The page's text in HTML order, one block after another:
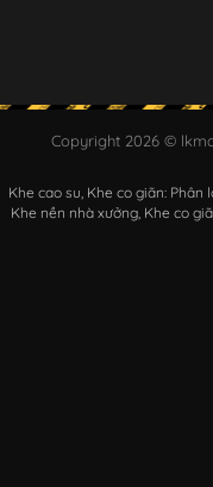
Copyright 2026 ©
Khe cao su Khe co giãn: Phân
Khe nền nhà xưởng Khe co